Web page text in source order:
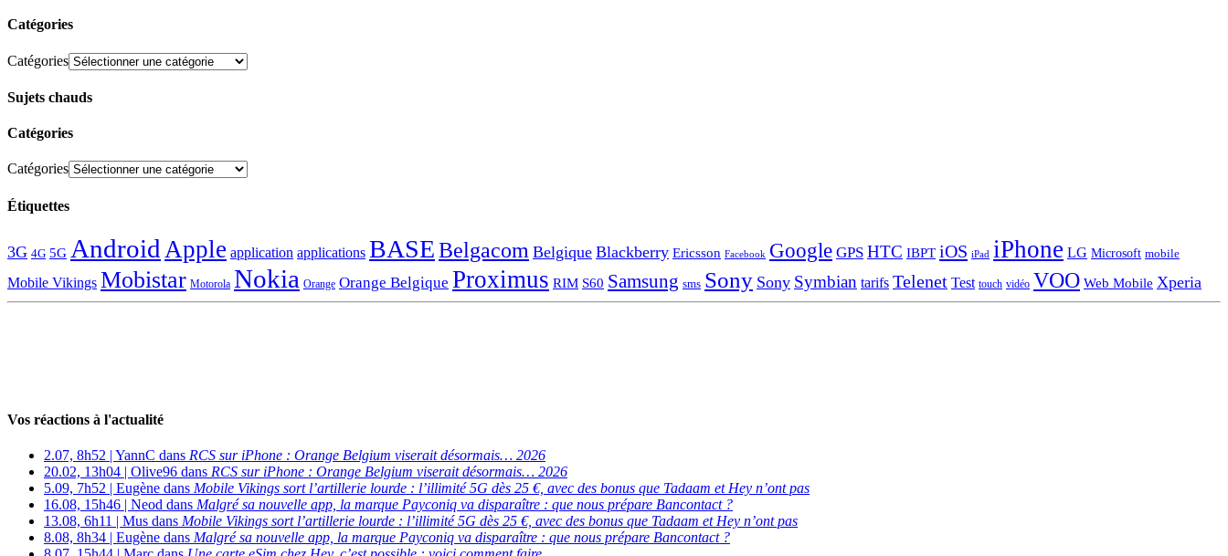
Catégories
Catégories
Sujets chauds
Catégories
Catégories
Étiquettes
3G 4G 5G Android Apple application applications BASEBelgacom Belgique Blackberry Ericsson Facebook Google GPS HTC IBPT iOS iPad iPhone LG Microsoft mobile
Mobile Vikings Mobistar Motorola Nokia Orange Orange Belgique Proximus RIM S60 Samsung sms Sony Sony Symbian tarifs Telenet Test touch vidéo VOO Web Mobile Xperia
Vos réactions à l'actualité
2.07, 8h52 | YannC dans RCS sur iPhone : Orange Belgium viserait désormais… 2026
20.02, 13h04 | Olive96 dans RCS sur iPhone : Orange Belgium viserait désormais… 2026
5.09, 7h52 | Eugène dans Mobile Vikings sort l’artillerie lourde : l’illimité 5G dès 25 €, avec des bonus que Tadaam et Hey n’ont pas
16.08, 15h46 | Neod dans Malgré sa nouvelle app, la marque Payconiq va disparaître : que nous prépare Bancontact ?
13.08, 6h11 | Mus dans Mobile Vikings sort l’artillerie lourde : l’illimité 5G dès 25 €, avec des bonus que Tadaam et Hey n’ont pas
8.08, 8h34 | Eugène dans Malgré sa nouvelle app, la marque Payconiq va disparaître : que nous prépare Bancontact ?